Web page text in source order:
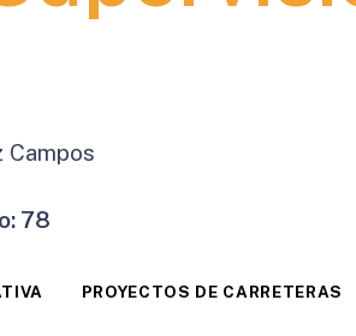
Campos
78
PROYECTOS DE CARRETERAS